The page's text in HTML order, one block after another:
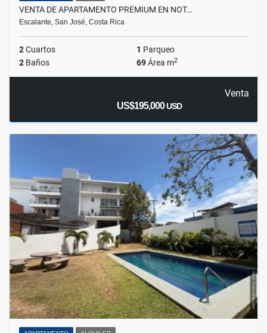
VENTA DE APARTAMENTO PREMIUM EN NOT…
Escalante, San José, Costa Rica
2Cuartos 1 Parqueo
2 Baños 69Área m2
Venta
US$195,000USD